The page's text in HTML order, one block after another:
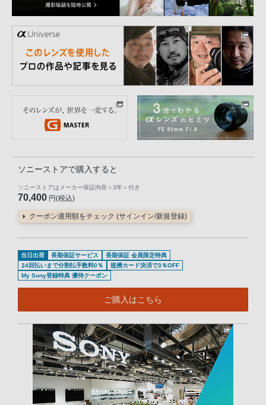
ソニーストアで購入すると
ソニーストアはメーカー保証内容 ＜3年＞ 付き
70,400 円(税込)
クーポン適用額をチェック (サインイン/新規登録)
当日出荷 長期保証サービス
長期保証 会員限定特典
24回払いまで分割払手数料0％
提携カード決済で3％OFF
My Sony登録特典 優待クーポン
ご購入はこちら